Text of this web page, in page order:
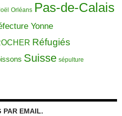
Orléans Pas-de-Calais
Yonne
Réfugiés
Suisse sépulture
PAR EMAIL.